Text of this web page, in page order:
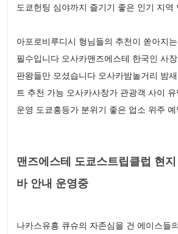
도쿄헌팅 심야까지 즐기기 좋은 인기 지역
아포로비루디시 형님들의 추천이 쏟아지
필수입니다 오사카맨즈에스테 한국인 사
판왕들만 모셨습니다 오사카밤놀거리 밤
트 추천 가능 오사카사창가 관광객 사이
운영 도쿄홍등가 분위기 좋은 업소 위주
맨즈에스테 도쿄스트립클럽 현
바 안내 운영중
나카스유흥 큐슈의 자존심을 건 에이스들